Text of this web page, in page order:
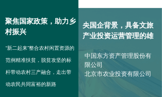
聚焦国家政策，助力乡
村振兴
央国企背景，具备文旅
产业投资运营管理的雄
“新二起来”整合农村闲置资源的
范例精准扶贫，脱贫攻坚的标
杆带动农村三产融合，走出带
动农民共同富裕的新路
中国东方资产管理股份有
限公司
北京市农业投资有限公司